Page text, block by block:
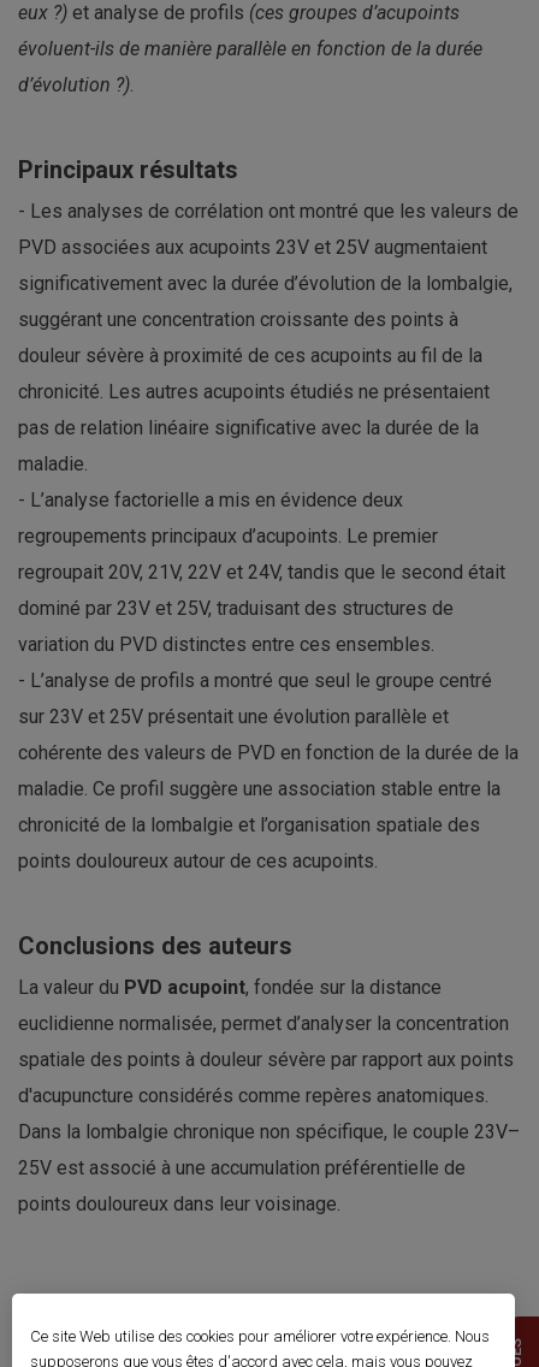
eux ?) et analyse de profils (ces groupes d’acupoints
évoluent-ils de manière parallèle en fonction de la durée
d’évolution ?).
Principaux résultats
- Les analyses de corrélation ont montré que les valeurs de
PVD associées aux acupoints 23V et 25V augmentaient
significativement avec la durée d’évolution de la lombalgie,
suggérant une concentration croissante des points à
douleur sévère à proximité de ces acupoints au fil de la
chronicité. Les autres acupoints étudiés ne présentaient
pas de relation linéaire significative avec la durée de la
maladie.
- L’analyse factorielle a mis en évidence deux
regroupements principaux d’acupoints. Le premier
regroupait 20V, 21V, 22V et 24V, tandis que le second était
dominé par 23V et 25V, traduisant des structures de
variation du PVD distinctes entre ces ensembles.
- L’analyse de profils a montré que seul le groupe centré
sur 23V et 25V présentait une évolution parallèle et
cohérente des valeurs de PVD en fonction de la durée de la
maladie. Ce profil suggère une association stable entre la
chronicité de la lombalgie et l’organisation spatiale des
points douloureux autour de ces acupoints.
Conclusions des auteurs
La valeur du PVD acupoint, fondée sur la distance
euclidienne normalisée, permet d’analyser la concentration
spatiale des points à douleur sévère par rapport aux points
d'acupuncture considérés comme repères anatomiques.
Dans la lombalgie chronique non spécifique, le couple 23V–
25V est associé à une accumulation préférentielle de
points douloureux dans leur voisinage.
Commentaires
Ce site Web utilise des cookies pour améliorer votre expérience. Nous
supposerons que vous êtes d'accord avec cela, mais vous pouvez